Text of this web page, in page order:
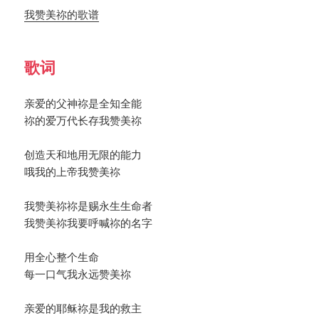
我赞美祢的歌谱
歌词
亲爱的父神祢是全知全能
祢的爱万代长存我赞美祢
创造天和地用无限的能力
哦我的上帝我赞美祢
我赞美祢祢是赐永生生命者
我赞美祢我要呼喊祢的名字
用全心整个生命
每一口气我永远赞美祢
亲爱的耶稣祢是我的救主